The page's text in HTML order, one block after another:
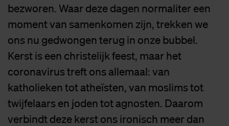
bezworen. Waar deze dagen normaliter een
moment van samenkomen zijn, trekken we
ons nu gedwongen terug in onze bubbel.
Kerst is een christelijk feest, maar het
coronavirus treft ons allemaal: van
katholieken tot atheïsten, van moslims tot
twijfelaars en joden tot agnosten. Daarom
verbindt deze kerst ons ironisch meer dan